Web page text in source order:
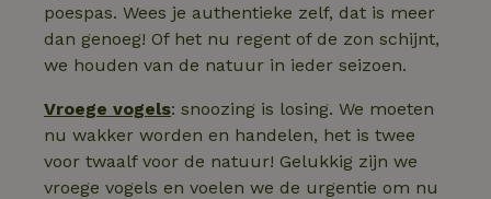
poespas. Wees je authentieke zelf, dat is meer
dan genoeg! Of het nu regent of de zon schijnt,
we houden van de natuur in ieder seizoen.
Vroege vogels: snoozing is losing. We moeten
nu wakker worden en handelen, het is twee
voor twaalf voor de natuur! Gelukkig zijn we
vroege vogels en voelen we de urgentie om nu